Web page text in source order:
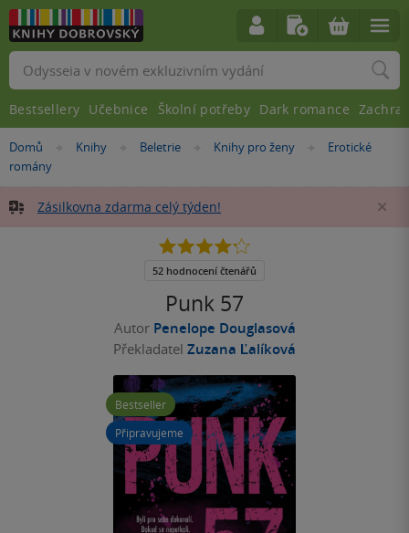
Nacházíte
se
Domů »
Knihy »
Beletrie »
Knihy pro ženy »
Erotické
romány
Zásilkovna zdarma celý týden!
Punk 57
Autor Penelope Douglasová
Překladatel Zuzana Ľalíková
Bestseller
Připravujeme
4.2
5
52 hodnocení čtenářů
Vyhledávání
Bestsellery Učebnice Školní potřeby Dark romance